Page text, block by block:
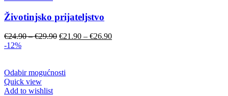
Životinjsko prijateljstvo
€24.90–€29.90 €21.90 – €26.90
-12%
Odabir mogućnosti
Quick view
Add to wishlist